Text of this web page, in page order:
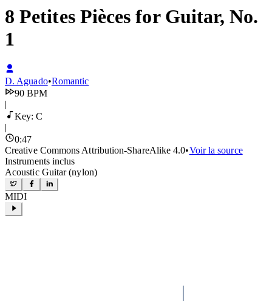
8 Petites Pièces for Guitar, No.
1
D. Aguado•Romantic
90 BPM
|
Key:C
|
0:47
Creative Commons Attribution-ShareAlike 4.0•Voir la source
Instruments inclus
Acoustic Guitar (nylon)
MIDI